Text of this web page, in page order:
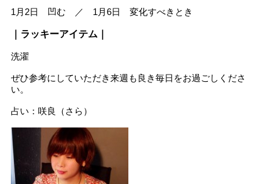
1月2日 凹む ／ 1月6日 変化すべきとき
｜ラッキーアイテム｜
洗濯
ぜひ参考にしていただき来週も良き毎日をお過ごしくださ
い。
占い：咲良（さら）